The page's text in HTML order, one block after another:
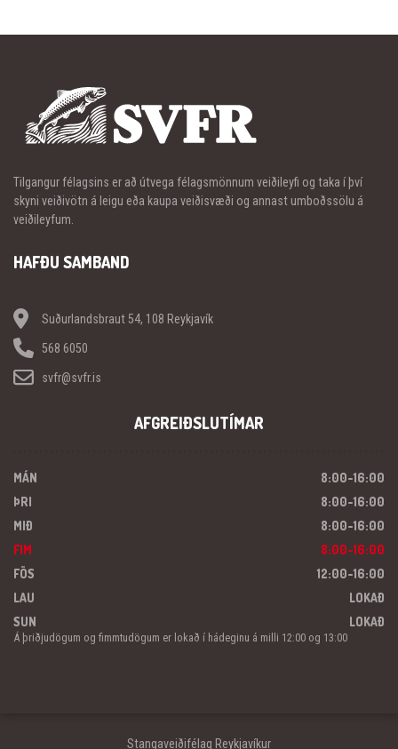
Tilgangur félagsins er að útvega félagsmönnum veiðileyfi og taka í því
skyni veiðivötn á leigu eða kaupa veiðisvæði og annast umboðssölu á
veiðileyfum.
HAFÐU SAMBAND
Suðurlandsbraut 54, 108 Reykjavík
568 6050
svfr@svfr.is
AFGREIÐSLUTÍMAR
MÁN
8:00-16:00
ÞRI
8:00-16:00
MIÐ
8:00-16:00
FIM
8:00-16:00
FÖS
12:00-16:00
LAU
LOKAÐ
SUN
LOKAÐ
Á þriðjudögum og fimmtudögum er lokað í hádeginu á milli 12:00 og 13:00
Stangaveiðifélag Reykjavíkur